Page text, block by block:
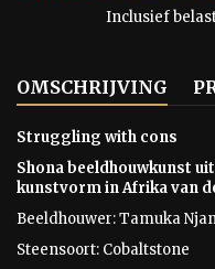
Inclusief
OMSCHRIJVING
Struggling with cons
Shona beeldhouwkunst
kunstvorm in Afrika van
Beeldhouwer: Tamuka
Steensoort: Cobaltstone